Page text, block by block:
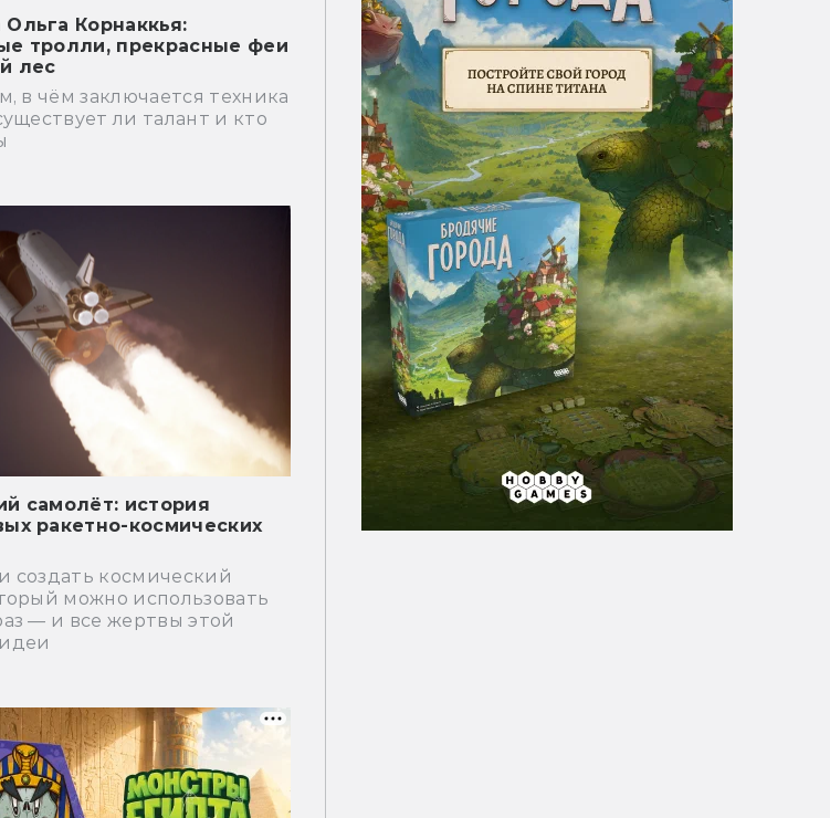
Корнаккья:
тролли, прекрасные феи
лес
в чём заключается техника
ли талант и кто
самолёт: история
ракетно-космических
создать космический
можно использовать
— и все жертвы этой